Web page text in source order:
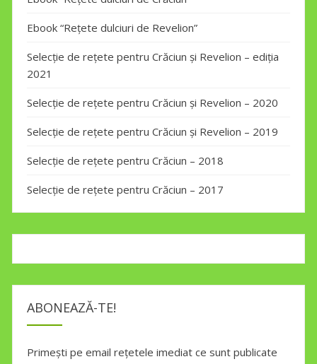
Ebook “Rețete dulciuri de Revelion”
Selecție de rețete pentru Crăciun și Revelion – ediția
2021
Selecție de rețete pentru Crăciun și Revelion – 2020
Selecție de rețete pentru Crăciun și Revelion – 2019
Selecție de rețete pentru Crăciun – 2018
Selecție de rețete pentru Crăciun – 2017
ABONEAZĂ-TE!
Primești pe email rețetele imediat ce sunt publicate